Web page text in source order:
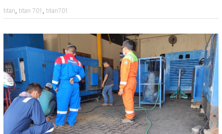
titan, titan 701 , titan701